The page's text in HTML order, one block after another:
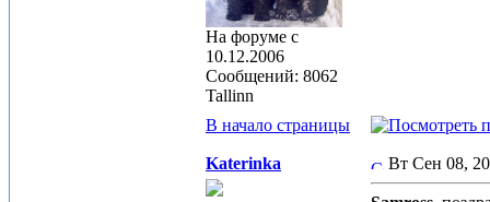
На форуме с
10.12.2006
Сообщений: 8062
Tallinn
В начало страницы
Katerinka Вт Сен 08,